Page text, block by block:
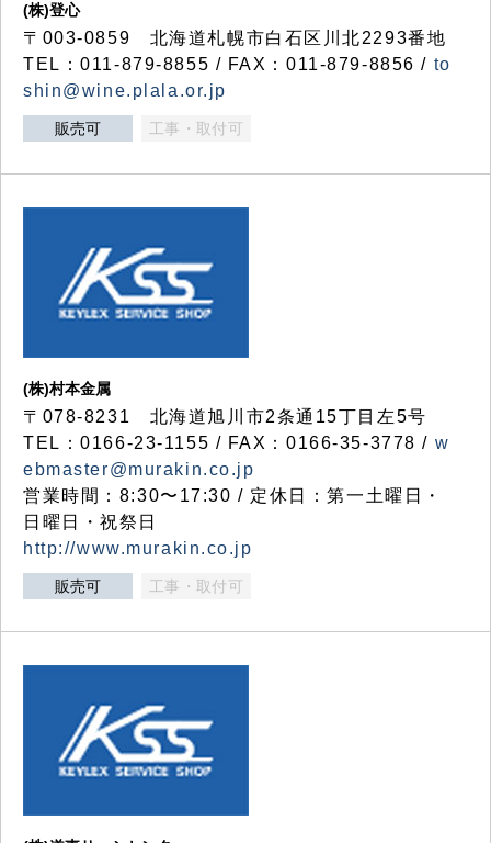
(株)登心
〒003-0859 北海道札幌市白石区川北2293番地
TEL：011-879-8855 / FAX：011-879-8856 / to
shin@wine.plala.or.jp
販売可 工事・取付可
(株)村本金属
〒078-8231 北海道旭川市2条通15丁目左5号
TEL：0166-23-1155 / FAX：0166-35-3778 / w
ebmaster@murakin.co.jp
営業時間：8:30〜17:30 / 定休日：第一土曜日・
日曜日・祝祭日
http://www.murakin.co.jp
販売可 工事・取付可